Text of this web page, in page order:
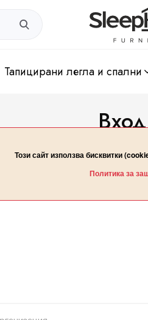
тапицирани легла и спални
Този сайт използва бисквитки
Политика за